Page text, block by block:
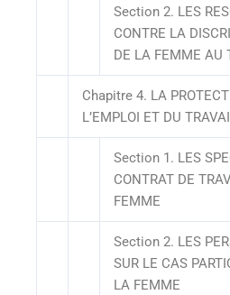
Section 2. LES
CONTRE LA
DE LA FEMME AU
Chapitre 4. LA
L’EMPLOI ET DU
Section 1. LES
CONTRAT DE
FEMME
Section 2. LES
SUR LE CAS
LA FEMME